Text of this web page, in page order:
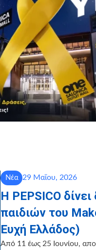
Νέα 29 Μαΐου, 2026
Η PEPSICO
παιδιών του
Ευχή Ελλάδος)
Από 11 έως 25 Ιουνίου,